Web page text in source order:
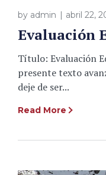
by admin abril 22,
Evaluación
Título: Evaluación
presente texto
deje de ser...
Read More